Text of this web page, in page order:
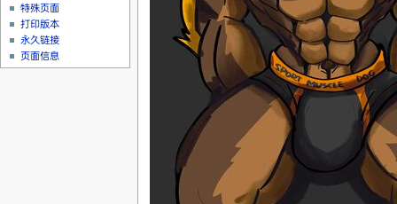
特殊页面
打印版本
永久链接
页面信息